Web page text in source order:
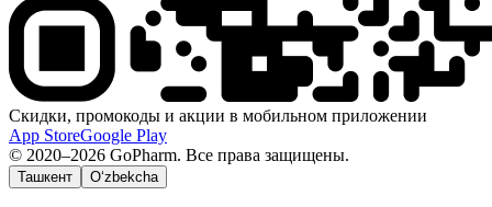
Скидки, промокоды и акции в мобильном приложении
App StoreGoogle Play
© 2020–2026 GoPharm. Все права защищены.
Ташкент O‘zbekcha